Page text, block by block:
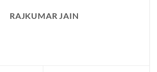
RAJKUMAR JAIN